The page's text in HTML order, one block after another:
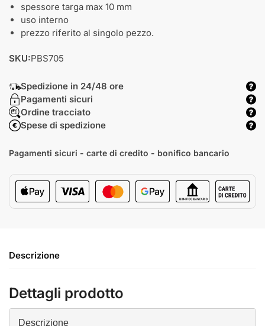
spessore targa max 10 mm
uso interno
prezzo riferito al singolo pezzo.
SKU:PBS705
Spedizione in 24/48 ore
Pagamenti sicuri
Ordine tracciato
Spese di spedizione
Pagamenti sicuri - carte di credito - bonifico bancario
Descrizione
Dettagli prodotto
Descrizione